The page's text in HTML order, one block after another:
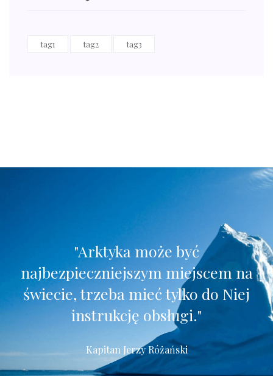
tag1 tag2 tag3
"Arktyka może być
najbezpieczniejszym miejscem na
świecie,trzeba mieć tylko do Niej
instrukcję obsługi."
Kapitan Jerzy Różański